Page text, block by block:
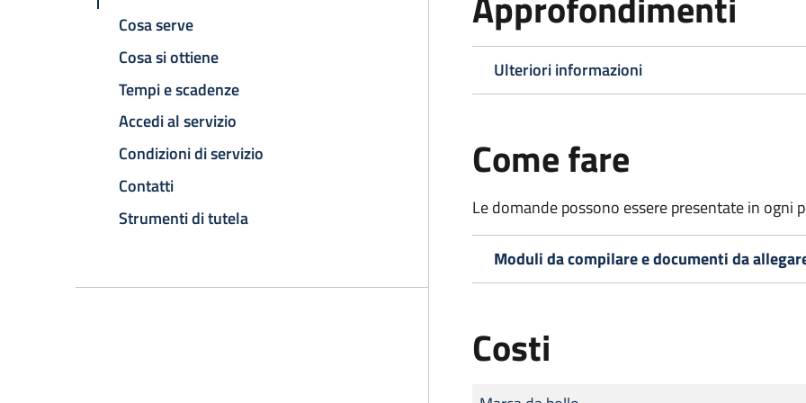
Cosa serve
Cosa si ottiene
Tempi e scadenze
Accedi al servizio
Condizioni di servizio
Contatti
Strumenti di tutela
Ulteriori informazioni
Come fare
Le domande possono essere presentate in ogni
Moduli da compilare e documenti da
Costi
Tipo di pagamento
Importo